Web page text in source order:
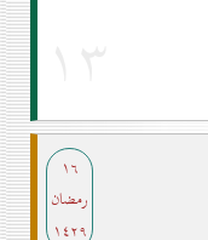
۱٦
رمضان
۱٤۲۹